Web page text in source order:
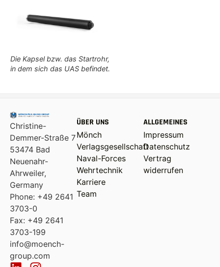
Die Kapsel bzw. das Startrohr,
in dem sich das UAS befindet.
Christine-
Demmer-Straße 7
53474 Bad
Neuenahr-
Ahrweiler,
Germany
Phone: +49 2641
3703-0
Fax: +49 2641
3703-199
info@moench-
group.com
ÜBER UNS
Mönch
Verlagsgesellschaft
Naval-Forces
Wehrtechnik
Karriere
Team
ALLGEMEINES
Impressum
Datenschutz
Vertrag
widerrufen